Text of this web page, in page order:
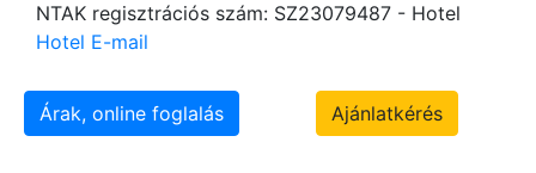
NTAK regisztrációs szám: SZ23079487 - Hotel
Hotel E-mail
Árak, online foglalás Ajánlatkérés